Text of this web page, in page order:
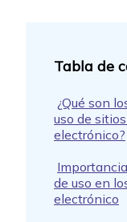
¿Qué son
uso de
electrónico?
de uso en
electrónico